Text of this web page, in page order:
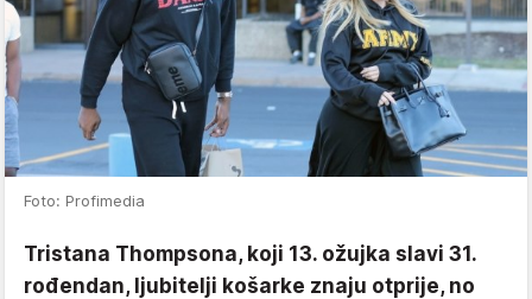
Foto: Profimedia
Tristana Thompsona, koji 13. ožujka slavi 31.
rođendan, ljubitelji košarke znaju otprije, no